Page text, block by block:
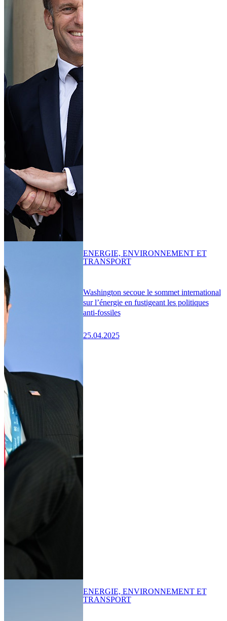
Washington secoue le sommet international
sur l’énergie en fustigeant les politiques
anti-fossiles
25.04.2025
ENERGIE, ENVIRONNEMENT ET
TRANSPORT
ENERGIE, ENVIRONNEMENT ET
TRANSPORT